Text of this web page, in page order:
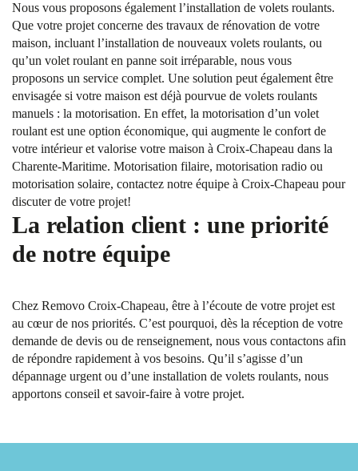
Nous vous proposons également l’installation de volets roulants.
Que votre projet concerne des travaux de rénovation de votre
maison, incluant l’installation de nouveaux volets roulants, ou
qu’un volet roulant en panne soit irréparable, nous vous
proposons un service complet. Une solution peut également être
envisagée si votre maison est déjà pourvue de volets roulants
manuels : la motorisation. En effet, la motorisation d’un volet
roulant est une option économique, qui augmente le confort de
votre intérieur et valorise votre maison à Croix-Chapeau dans la
Charente-Maritime. Motorisation filaire, motorisation radio ou
motorisation solaire, contactez notre équipe à Croix-Chapeau pour
discuter de votre projet!
La relation client : une priorité
de notre équipe
Chez Removo Croix-Chapeau, être à l’écoute de votre projet est
au cœur de nos priorités. C’est pourquoi, dès la réception de votre
demande de devis ou de renseignement, nous vous contactons afin
de répondre rapidement à vos besoins. Qu’il s’agisse d’un
dépannage urgent ou d’une installation de volets roulants, nous
apportons conseil et savoir-faire à votre projet.